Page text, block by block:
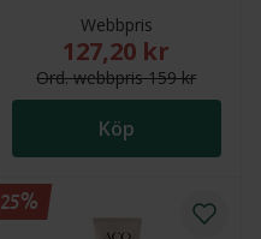
Webbpris
Nytt reducerat
127,20 kr
Ord.webbpris159 kr
Köp
25%